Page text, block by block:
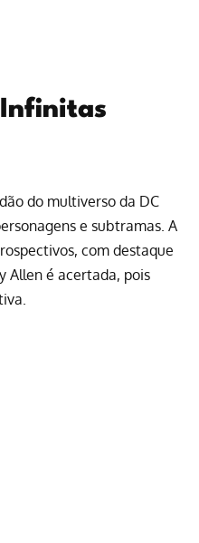
do multiverso da DC
e subtramas. A
com destaque
Allen é acertada, pois